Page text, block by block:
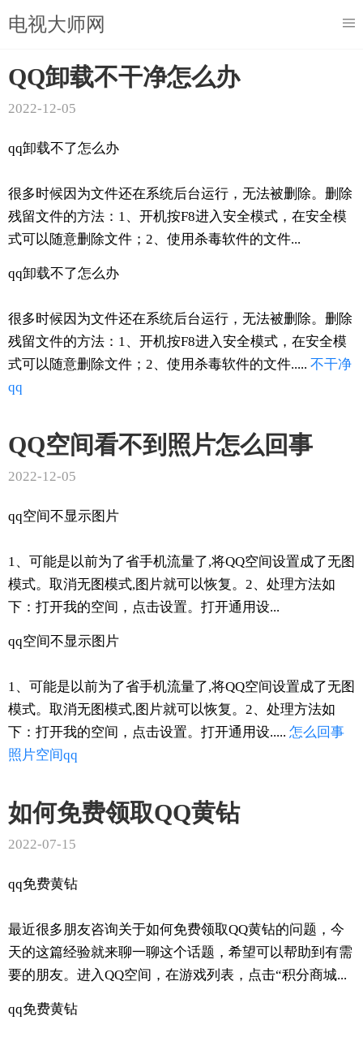
电视大师网
QQ卸载不干净怎么办
2022-12-05
qq卸载不了怎么办
很多时候因为文件还在系统后台运行，无法被删除。删除
残留文件的方法：1、开机按F8进入安全模式，在安全模
式可以随意删除文件；2、使用杀毒软件的文件...
qq卸载不了怎么办
很多时候因为文件还在系统后台运行，无法被删除。删除
残留文件的方法：1、开机按F8进入安全模式，在安全模
式可以随意删除文件；2、使用杀毒软件的文件..... 不干净
qq
QQ空间看不到照片怎么回事
2022-12-05
qq空间不显示图片
1、可能是以前为了省手机流量了,将QQ空间设置成了无图
模式。取消无图模式,图片就可以恢复。2、处理方法如
下：打开我的空间，点击设置。打开通用设...
qq空间不显示图片
1、可能是以前为了省手机流量了,将QQ空间设置成了无图
模式。取消无图模式,图片就可以恢复。2、处理方法如
下：打开我的空间，点击设置。打开通用设..... 怎么回事
照片空间qq
如何免费领取QQ黄钻
2022-07-15
qq免费黄钻
最近很多朋友咨询关于如何免费领取QQ黄钻的问题，今
天的这篇经验就来聊一聊这个话题，希望可以帮助到有需
要的朋友。进入QQ空间，在游戏列表，点击“积分商城...
qq免费黄钻